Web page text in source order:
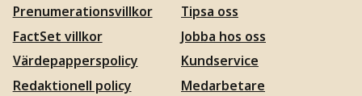
Prenumerationsvillkor
FactSet villkor
Värdepapperspolicy
Redaktionell policy
Tipsa oss
Jobba hos oss
Kundservice
Medarbetare